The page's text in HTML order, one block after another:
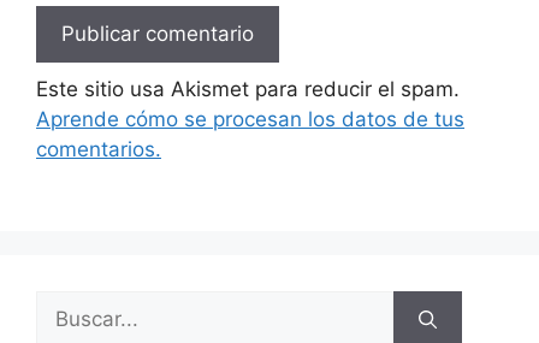
Este sitio usa Akismet para reducir el spam.
Aprende cómo se procesan los datos de tus
comentarios.
Buscar: